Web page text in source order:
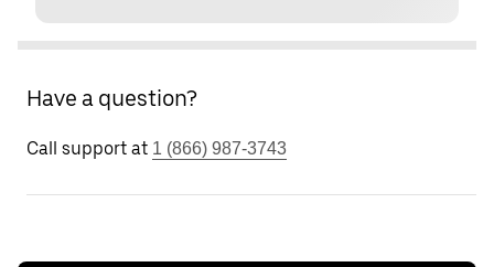
Have a question?
Call support at 1 (866) 987-3743